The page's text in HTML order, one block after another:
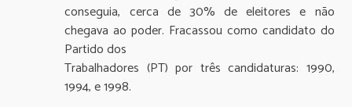
conseguia, cerca de 30% de eleitores e não
chegava ao poder. Fracassou como candidato do
Partido dos
Trabalhadores (PT) por três candidaturas: 1990,
1994, e 1998.